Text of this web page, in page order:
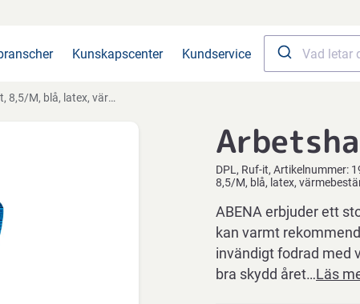
Kunskapscenter Kundservice
M, blå, latex, värmebeständiga
DPL Ruf-it Artikelnummer:
8,5/M, blå, latex,
ABENA erbjuder ett
kan varmt
invändigt fodrad med
bra skydd året…Läs